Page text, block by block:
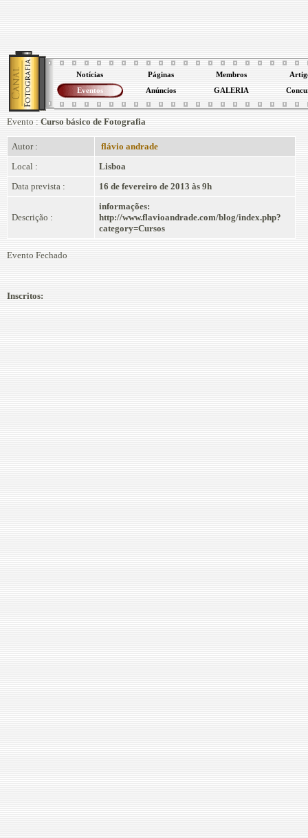
Notícias Páginas Membros
Eventos Anúncios GALERIA
Evento : Curso básico de Fotografia
Autor :
flávio andrade
Local :
Lisboa
Data prevista :
16 de fevereiro de 2013 às 9h
Descrição :
informações:
http://www.flavioandrade.com/blog/index.php?
category=Cursos
Evento Fechado
Inscritos: